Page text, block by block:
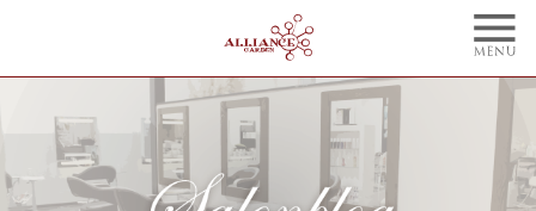
トップ
CONCEPT
コンセプト
NAIL
ネイル
BLOG
ブログ